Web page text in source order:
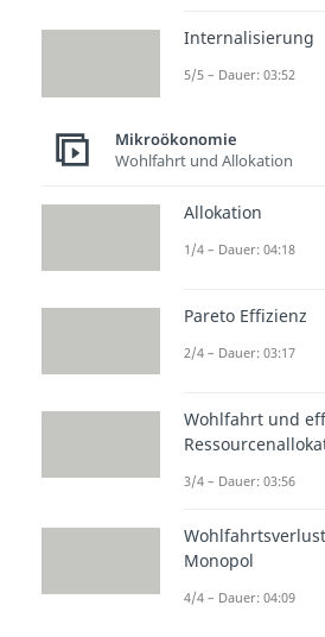
Nach
um Studyflix zu
n
Möchte
es die
Produktion
Internalisierung
5/5 – Dauer: 03:52
Mikroökonomie
Wohlfahrt und Allokation
Allokation
1/4 – Dauer: 04:18
Pareto Effizienz
2/4 – Dauer: 03:17
Wohlfahrt und
3/4 – Dauer: 03:56
Wohlfahrtsverlust
Monopol
4/4 – Dauer: 04:09